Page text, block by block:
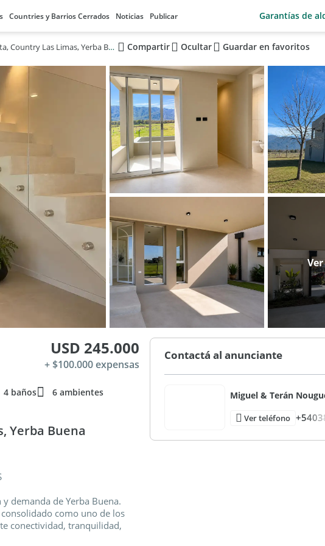
Countries y Barrios Cerrados Noticias Publicar Garantías de
Casa a estrenar en Venta, Country Las Limas, Yerba Buena Compartir Ocultar Guardar en favoritos
USD 245.000
+ $100.000 expensas
4 baños
6 ambientes
Yerba Buena
demanda de Yerba Buena.
como uno de los
conectividad, tranquilidad,
Contactá al anunciante
Miguel & Terán
Ver teléfono